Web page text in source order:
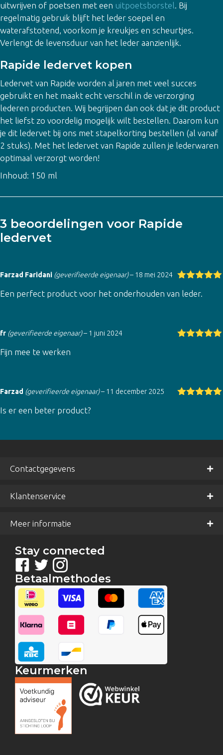
uitwrijven of poetsen met een uitpoetsborstel . Bij
regelmatig gebruik blijft het leder soepel en
waterafstotend, voorkom je kreukjes en scheurtjes.
Verlengt de levensduur van het leder aanzienlijk.
Rapide ledervet kopen
Ledervet van Rapide worden al jaren met veel succes
gebruikt en het maakt echt verschil in de verzorging
lederen producten. Wij begrijpen dan ook dat je dit product
het liefst zo voordelig mogelijk wilt bestellen. Daarom kun
je dit ledervet bij ons met stapelkorting bestellen (al vanaf
2 stuks). Met het ledervet van Rapide zullen je lederwaren
optimaal verzorgt worden!
Inhoud: 150 ml
3 beoordelingen voor Rapide
ledervet
d5uit 5
Farzad Faridani (geverifieerde eigenaar)– 18 mei 2024
Een perfect product voor het onderhouden van leder.
fr (geverifieerde eigenaar)– 1 juni 2024
Fijn mee te werken
Farzad (geverifieerde eigenaar)– 11 december 2025
Is er een beter product?
Contactgegevens
Klantenservice
Meer informatie
Stay connected
Betaalmethodes
Keurmerken